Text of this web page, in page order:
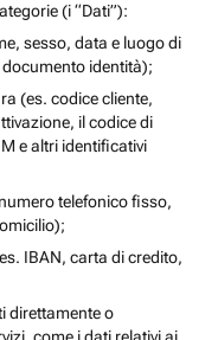
(i “Dati”):
sesso, data e luogo di
identità);
(es. codice cliente,
il codice di
e altri identificativi
telefonico fisso,
IBAN, carta di credito,
direttamente o